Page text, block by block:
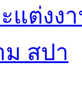
แต่งง
ม สปา